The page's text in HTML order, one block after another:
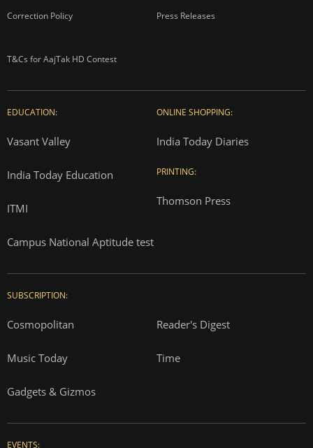
Correction Policy Press Releases
T&Cs for AajTak HD Contest
EDUCATION:
Vasant Valley
India Today Education
ITMI
Campus National Aptitude test
ONLINE SHOPPING:
India Today Diaries
PRINTING:
Thomson Press
SUBSCRIPTION:
Cosmopolitan Reader's Digest
Music Today Time
Gadgets & Gizmos
EVENTS: